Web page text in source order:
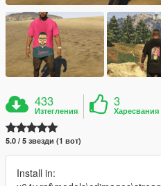
433
Изтегления
3
Харесвания
5.0 / 5 звезди (1 вот)
Install in: